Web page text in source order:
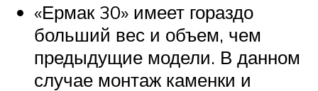
«Ермак 30» имеет гораздо
больший вес и объем, чем
предыдущие модели. В данном
случае монтаж каменки и